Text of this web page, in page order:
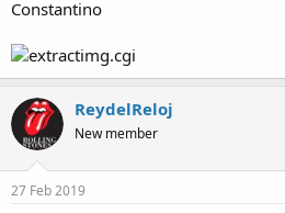
Constantino
ReydelReloj
New member
27 Feb 2019